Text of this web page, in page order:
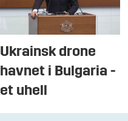
Ukrainsk drone
havnet i Bulgaria -
et uhell